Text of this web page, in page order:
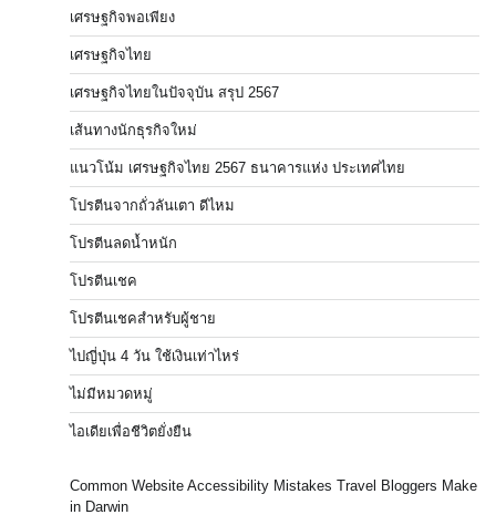
เศรษฐกิจพอเพียง
เศรษฐกิจไทย
เศรษฐกิจไทยในปัจจุบัน สรุป 2567
เส้นทางนักธุรกิจใหม่
แนวโน้ม เศรษฐกิจไทย 2567 ธนาคารแห่ง ประเทศไทย
โปรตีนจากถั่วลันเตา ดีไหม
โปรตีนลดน้ำหนัก
โปรตีนเชค
โปรตีนเชคสำหรับผู้ชาย
ไปญี่ปุ่น 4 วัน ใช้เงินเท่าไหร่
ไม่มีหมวดหมู่
ไอเดียเพื่อชีวิตยั่งยืน
Common Website Accessibility Mistakes Travel Bloggers Make
in Darwin